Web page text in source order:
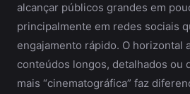
alcançar públicos grandes em
principalmente em redes sociais
engajamento rápido. O horizontal
conteúdos longos, detalhados ou
mais “cinematográfica” faz